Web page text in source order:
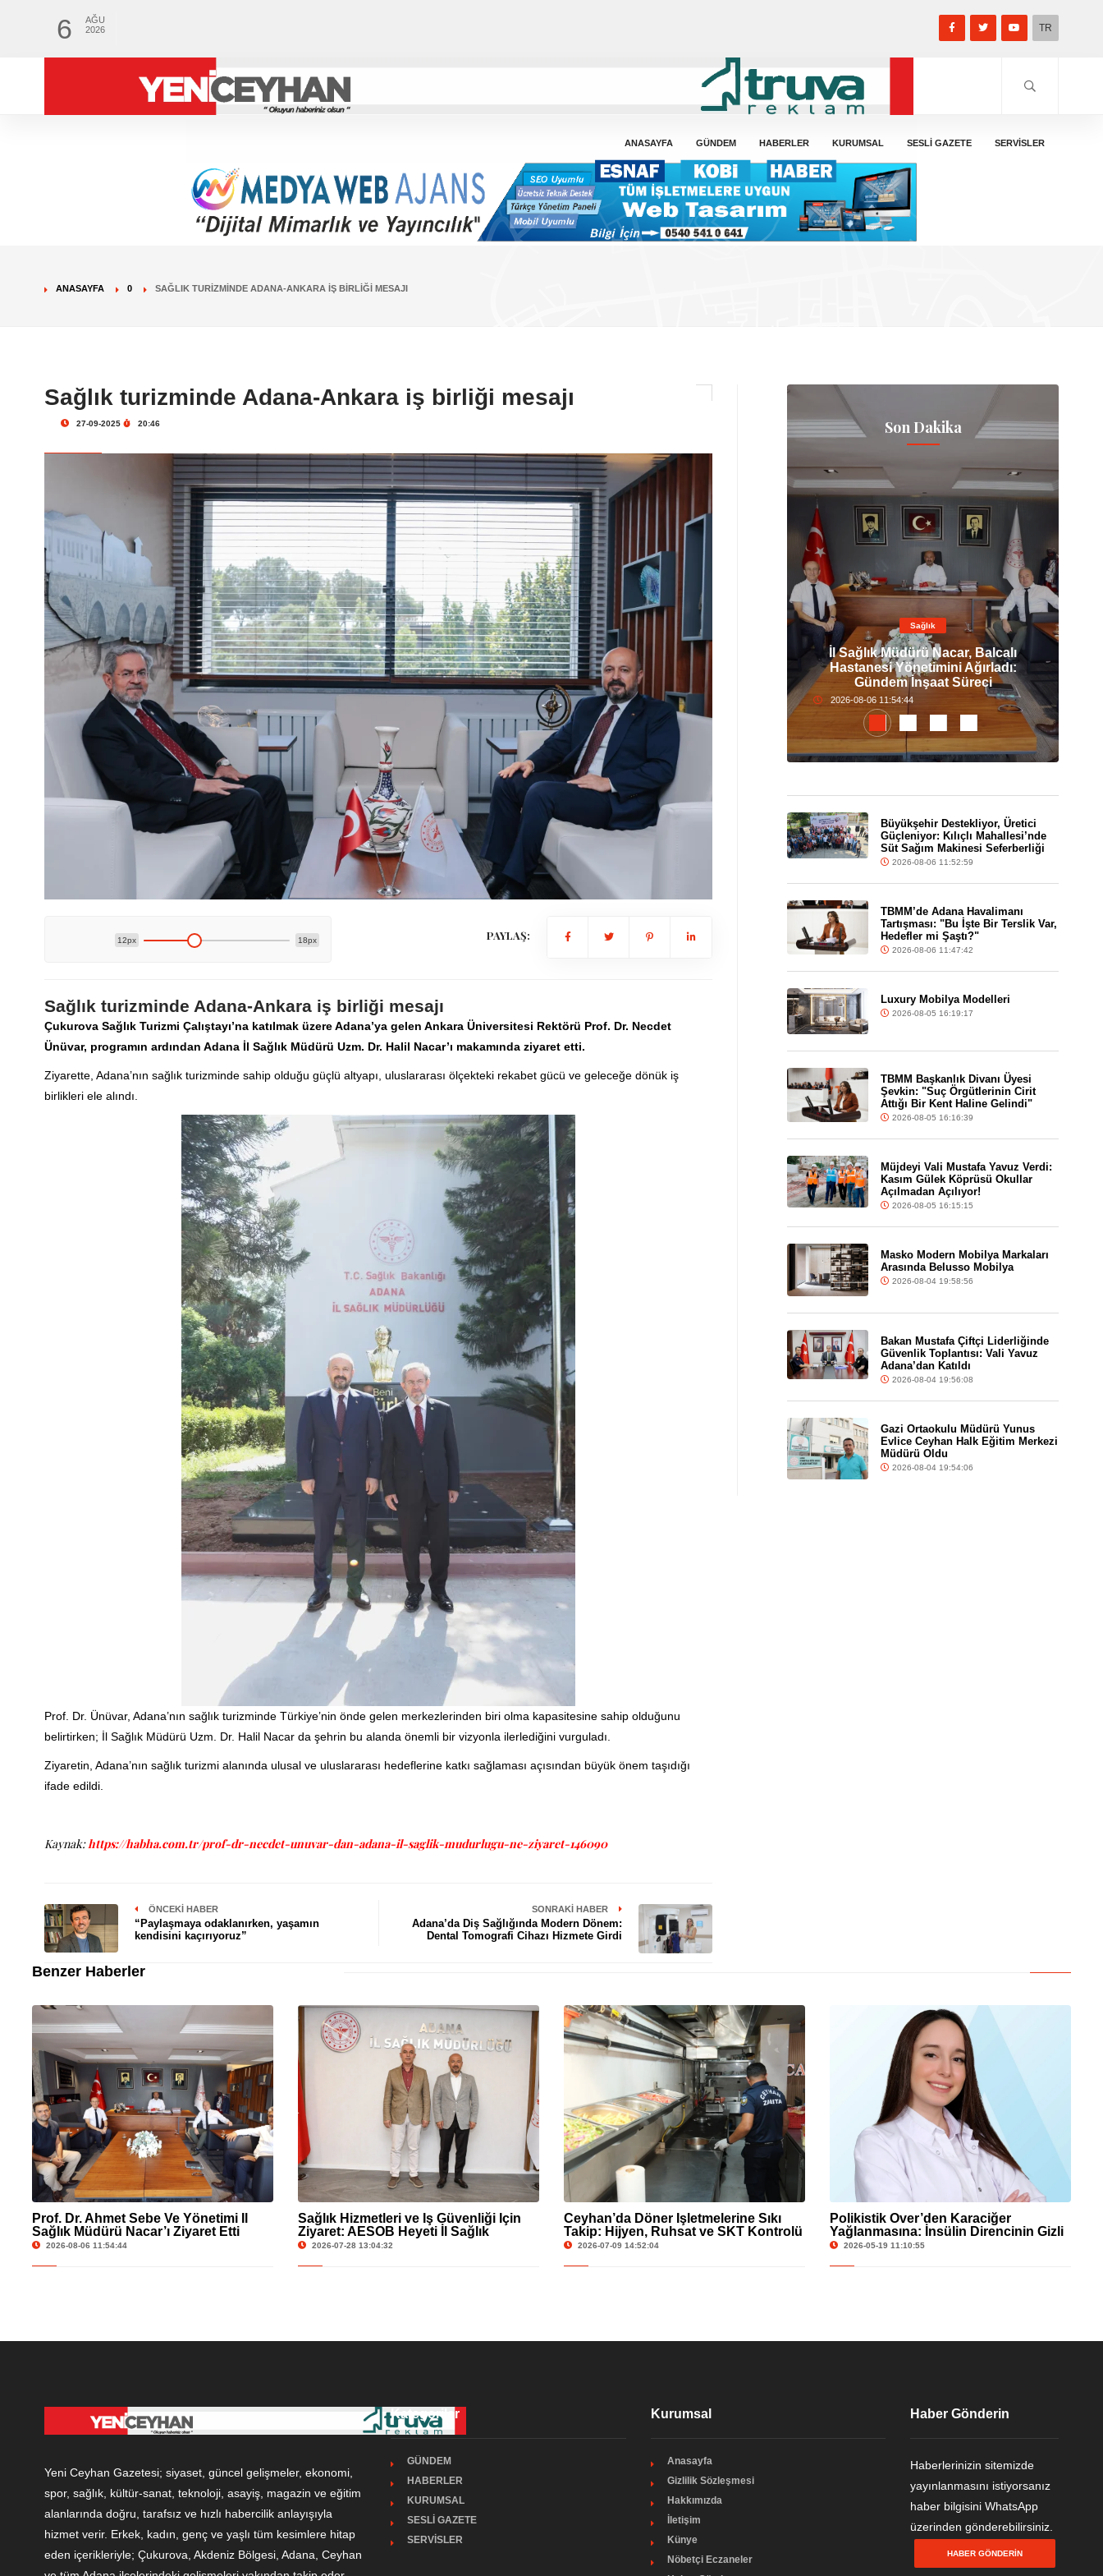
6
AĞU
2026
TR
ANASAYFA GÜNDEM HABERLER KURUMSAL SESLİ GAZETE SERVİSLER
ANASAYFA 0 SAĞLIK TURIZMINDE ADANA-ANKARA IŞ BIRLIĞI MESAJI
Sağlık turizminde Adana-Ankara iş birliği mesajı
27-09-2025 20:46
12px 18px PAYLAŞ:
Sağlık turizminde Adana-Ankara iş birliği mesajı
Çukurova Sağlık Turizmi Çalıştayı’na katılmak üzere Adana’ya gelen Ankara Üniversitesi Rektörü Prof. Dr. Necdet
Ünüvar, programın ardından Adana İl Sağlık Müdürü Uzm. Dr. Halil Nacar’ı makamında ziyaret etti.
Ziyarette, Adana’nın sağlık turizminde sahip olduğu güçlü altyapı, uluslararası ölçekteki rekabet gücü ve geleceğe dönük iş
birlikleri ele alındı.
Prof. Dr. Ünüvar, Adana’nın sağlık turizminde Türkiye’nin önde gelen merkezlerinden biri olma kapasitesine sahip olduğunu
belirtirken; İl Sağlık Müdürü Uzm. Dr. Halil Nacar da şehrin bu alanda önemli bir vizyonla ilerlediğini vurguladı.
Ziyaretin, Adana’nın sağlık turizmi alanında ulusal ve uluslararası hedeflerine katkı sağlaması açısından büyük önem taşıdığı
ifade edildi.
Kaynak:https://habha.com.tr/prof-dr-necdet-unuvar-dan-adana-il-saglik-mudurlugu-ne-ziyaret-146090
ÖNCEKI HABER
“Paylaşmaya odaklanırken, yaşamın
kendisini kaçırıyoruz”
SONRAKI HABER
Adana’da Diş Sağlığında Modern Dönem:
Dental Tomografi Cihazı Hizmete Girdi
Son Dakika
CHP'li Müzeyyen Şevkin TBMM'den
Seslendi: "Adana'da Silah Değil,
Yaşam Hakkı Korunmalı!"
2026-08-05 16:16:39
Sağlık
İl Sağlık Müdürü Nacar, Balcalı
Hastanesi Yönetimini Ağırladı:
Gündem İnşaat Süreci
2026-08-06 11:54:44
Büyükşehir Destekliyor, Üretici
Güçleniyor: Kılıçlı Mahallesi’nde
Süt Sağım Makinesi Seferberliği
2026-08-06 11:52:59
TBMM’de Adana Havalimanı
Tartışması: "Bu İşte Bir Terslik Var,
Hedefler mi Şaştı?"
2026-08-06 11:47:42
Luxury Mobilya Modelleri
2026-08-05 16:19:17
TBMM Başkanlık Divanı Üyesi
Şevkin: "Suç Örgütlerinin Cirit
Attığı Bir Kent Haline Gelindi"
2026-08-05 16:16:39
Müjdeyi Vali Mustafa Yavuz Verdi:
Kasım Gülek Köprüsü Okullar
Açılmadan Açılıyor!
2026-08-05 16:15:15
Masko Modern Mobilya Markaları
Arasında Belusso Mobilya
2026-08-04 19:58:56
Bakan Mustafa Çiftçi Liderliğinde
Güvenlik Toplantısı: Vali Yavuz
Adana’dan Katıldı
2026-08-04 19:56:08
Gazi Ortaokulu Müdürü Yunus
Evlice Ceyhan Halk Eğitim Merkezi
Müdürü Oldu
2026-08-04 19:54:06
Benzer Haberler
Prof. Dr. Ahmet Sebe Ve Yönetimi İl
Sağlık Müdürü Nacar’ı Ziyaret Etti
2026-08-06 11:54:44
Sağlık Hizmetleri ve İş Güvenliği İçin
Ziyaret: AESOB Heyeti İl Sağlık
Müdürlüğü’nde
2026-07-28 13:04:32
Ceyhan’da Döner İşletmelerine Sıkı
Takip: Hijyen, Ruhsat ve SKT Kontrolü
2026-07-09 14:52:04
Polikistik Over’den Karaciğer
Yağlanmasına: İnsülin Direncinin Gizli
Tehlikeleri
2026-05-19 11:10:55
Yeni Ceyhan Gazetesi; siyaset, güncel gelişmeler, ekonomi,
spor, sağlık, kültür-sanat, teknoloji, asayiş, magazin ve eğitim
alanlarında doğru, tarafsız ve hızlı habercilik anlayışıyla
hizmet verir. Erkek, kadın, genç ve yaşlı tüm kesimlere hitap
eden içerikleriyle; Çukurova, Akdeniz Bölgesi, Adana, Ceyhan
Kategoriler
GÜNDEM
HABERLER
KURUMSAL
SESLİ GAZETE
SERVİSLER
Kurumsal
Anasayfa
Gizlilik Sözleşmesi
Hakkımızda
İletişim
Künye
Nöbetçi Eczaneler
Haber Gönderin
Haberlerinizin sitemizde
yayınlanmasını istiyorsanız
haber bilgisini WhatsApp
üzerinden gönderebilirsiniz.
HABER GÖNDERIN